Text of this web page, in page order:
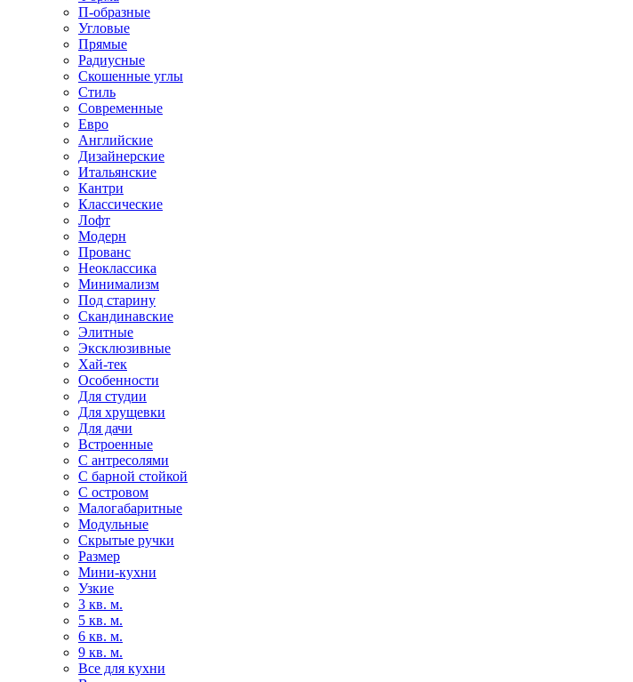
П-образные
Угловые
Прямые
Радиусные
Скошенные углы
Стиль
Современные
Евро
Английские
Дизайнерские
Итальянские
Кантри
Классические
Лофт
Модерн
Прованс
Неоклассика
Минимализм
Под старину
Скандинавские
Элитные
Эксклюзивные
Хай-тек
Особенности
Для студии
Для хрущевки
Для дачи
Встроенные
С антресолями
С барной стойкой
С островом
Малогабаритные
Модульные
Скрытые ручки
Размер
Мини-кухни
Узкие
3 кв. м.
5 кв. м.
6 кв. м.
9 кв. м.
Все для кухни